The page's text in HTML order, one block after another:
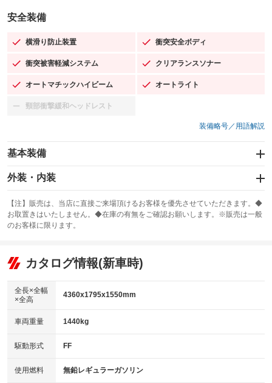
安全装備
横滑り防止装置
：装備あり 衝突安全ボディ
：装備あり
衝突被害軽減システム
：装備あり クリアランスソナー
：装備あり
オートマチックハイビーム
：装備あり オートライト
：装備あり
頸部衝撃緩和ヘッドレスト
：装備なし
装備略号／用語解説
基本装備
エアバッグ：運転席/助手席/サイド
：装備あり
：装備なし
サンルーフ
：装備なし ABS
リフトアップ
：装備なし
：装備なし
パワーウィンドウ
アイドリングストップ
：装備なし
USB入力端子
：装備あり
100V電源
：装備あり
外装・内装
カーナビ：SDナビ
：装備あり
TV：フルセグ
：装備あり
ビジュアル：-／DVD再生
：装備あり
：装備あり
革シート
キーレス
HID(キセノンライト)
：装備なし
バックカメラ
：装備あり
【注】販売は、当店に直接ご来場頂けるお客様を優先させていただきます。◆
お取置きはいたしません。◆在庫の有無をご確認お願いします。※販売は一般
のお客様に限ります。
カタログ情報(新車時)
全長×全幅
×全高
4360x1795x1550mm
車両重量 1440kg
駆動形式 FF
使用燃料 無鉛レギュラーガソリン